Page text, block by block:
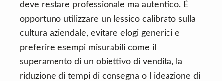
deve restare professionale ma autentico. È
opportuno utilizzare un lessico calibrato sulla
cultura aziendale, evitare elogi generici e
preferire esempi misurabili come il
superamento di un obiettivo di vendita, la
riduzione di tempi di consegna o l ideazione di